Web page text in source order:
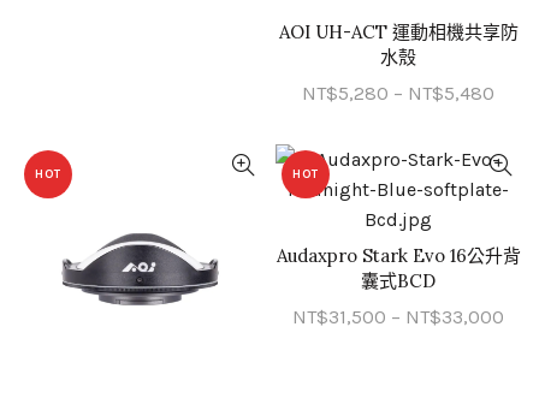
QUICK SHOP
AOI UH-ACT 運動相機共享防
水殼
NT$5,280 – NT$5,480
範
圍：
到
HOT HOT
QUICK SHOP
Audaxpro Stark Evo 16公升背
囊式BCD
NT$31,500 – NT$33,000